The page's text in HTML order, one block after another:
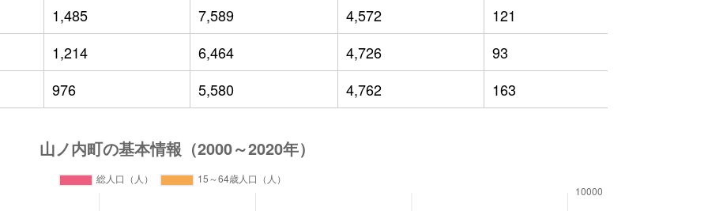
1,485
7,589 4,572 121
1,214
6,464 4,726 93
976
5,580 4,762 163